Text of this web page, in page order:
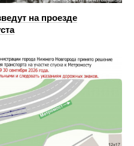
на проезде